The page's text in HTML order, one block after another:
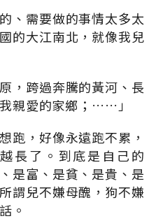
、需要做的事情太多太
的大江南北，就像我兒
，跨過奔騰的黃河、長
親愛的家鄉；……」
跑，好像永遠跑不累，
長了。到底是自己的
是富、是貧、是貴、是
謂兒不嫌母醜，狗不嫌
。